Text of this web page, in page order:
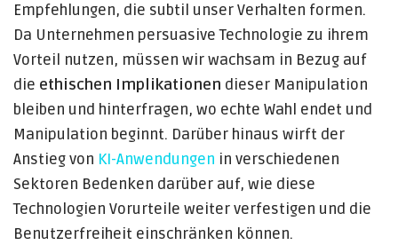
Empfehlungen, die subtil unser Verhalten formen.
Da Unternehmen persuasive Technologie zu ihrem
Vorteil nutzen, müssen wir wachsam in Bezug auf
die ethischen Implikationen dieser Manipulation
bleiben und hinterfragen, wo echte Wahl endet und
Manipulation beginnt. Darüber hinaus wirft der
Anstieg von KI-Anwendungen in verschiedenen
Sektoren Bedenken darüber auf, wie diese
Technologien Vorurteile weiter verfestigen und die
Benutzerfreiheit einschränken können.